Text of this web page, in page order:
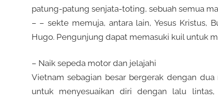
patung-patung senjata-toting, sebuah semua
– – sekte memuja, antara lain, Yesus Kristus,
Hugo. Pengunjung dapat memasuki kuil untuk
– Naik sepeda motor dan jelajahi
Vietnam sebagian besar bergerak dengan
untuk menyesuaikan diri dengan lalu